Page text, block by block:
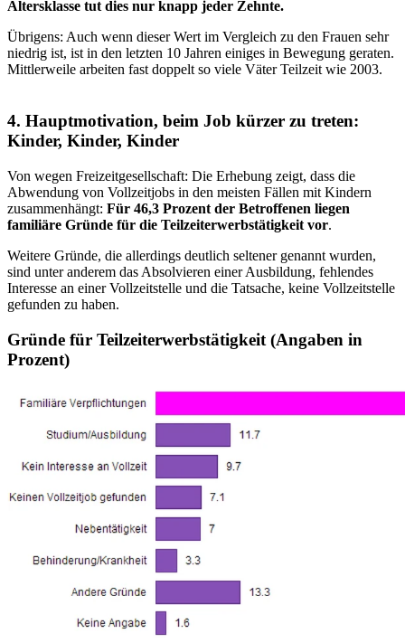
Altersklasse tut dies nur knapp jeder Zehnte.
Übrigens: Auch wenn dieser Wert im Vergleich zu den Frauen sehr
niedrig ist, ist in den letzten 10 Jahren einiges in Bewegung geraten.
Mittlerweile arbeiten fast doppelt so viele Väter Teilzeit wie 2003.
4. Hauptmotivation, beim Job kürzer zu treten:
Kinder, Kinder, Kinder
Von wegen Freizeitgesellschaft: Die Erhebung zeigt, dass die
Abwendung von Vollzeitjobs in den meisten Fällen mit Kindern
zusammenhängt: Für 46,3 Prozent der Betroffenen liegen
familiäre Gründe für die Teilzeiterwerbstätigkeit vor.
Weitere Gründe, die allerdings deutlich seltener genannt wurden,
sind unter anderem das Absolvieren einer Ausbildung, fehlendes
Interesse an einer Vollzeitstelle und die Tatsache, keine Vollzeitstelle
gefunden zu haben.
Gründe für Teilzeiterwerbstätigkeit (Angaben in
Prozent)